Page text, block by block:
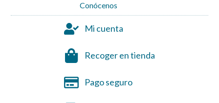
Conócenos
Mi cuenta
Recoger en tienda
Pago seguro